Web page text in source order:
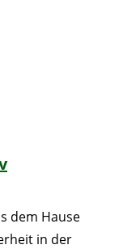
dem Hause
in der